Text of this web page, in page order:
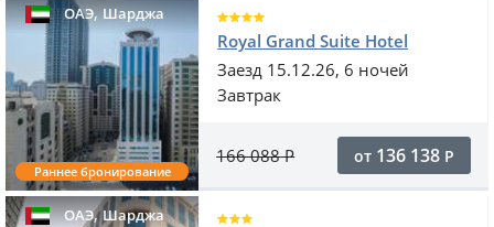
ОАЭ,Шарджа
Раннее бронирование
Royal Grand Suite Hotel
Заезд 15.12.26, 6 ночей
Завтрак
166 088Р от 136 138 Р
ОАЭ,Шарджа